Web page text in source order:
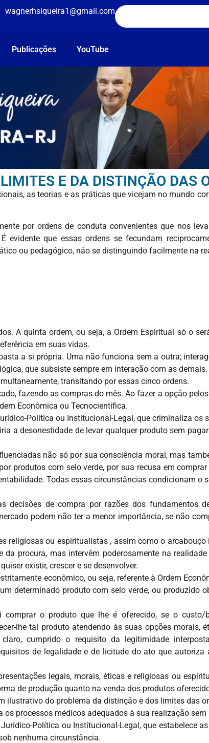
wagnerhsiqueira1@gmail.com
Publicações YouTube
E DA DISTINÇÃO DAS
as teorias e as práticas que vicejam no mundo
por ordens de conduta convenientes que nos
evidente que essas ordens se fecundam
ou pedagógico, não se distinguindo facilmente na
A quinta ordem, ou seja, a Ordem Espiritual só o
em suas vidas.
a si própria. Uma não funciona sem a outra;
que subsiste sempre em interação com as demais.
transitando por essas cinco ordens.
fazendo as compras do mês. Ao fazer a opção
Econômica ou Tecnocientífica.
Política ou Institucional-Legal, que criminaliza os
a desonestidade de levar qualquer produto sem
não só por sua consciência moral, mas
produtos com selo verde, por sua recusa em
Todas essas circunstâncias condicionam o
decisões de compra por razões dos fundamentos
podem não ter a menor importância, se não
religiosas ou espiritualistas , assim como o
procura, mas intervêm poderosamente na
existir, crescer e se desenvolver.
econômico, ou seja, referente à Ordem
determinado produto com selo verde, ou produzido
o produto que lhe é oferecido, se o custo/
lhe tal produto atendendo às suas opções morais,
cumprido o requisito da legitimidade
de legalidade e de licitude do ato que autoriza
legais, morais, éticas e religiosas ou
de produção quanto na venda dos produtos
ilustrativo do problema da distinção e dos limites das
processos médicos adequados à sua realização sem
Política ou Institucional-Legal, que estabelece
nenhuma circunstância.